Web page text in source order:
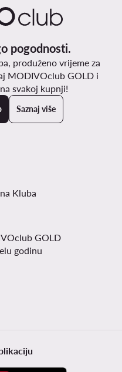
pogodnosti.
produženo vrijeme za
MODIVOclub GOLD i
svakoj kupnji!
Saznaj više
Kluba
GOLD
godinu